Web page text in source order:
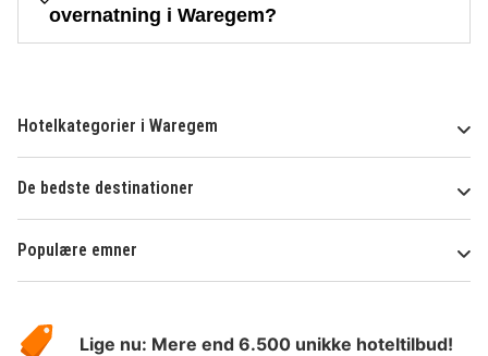
overnatning i Waregem?
Hotelkategorier i Waregem
De bedste destinationer
Populære emner
HotelSpecials
Lige nu: Mere end 6.500 unikke hoteltilbud!